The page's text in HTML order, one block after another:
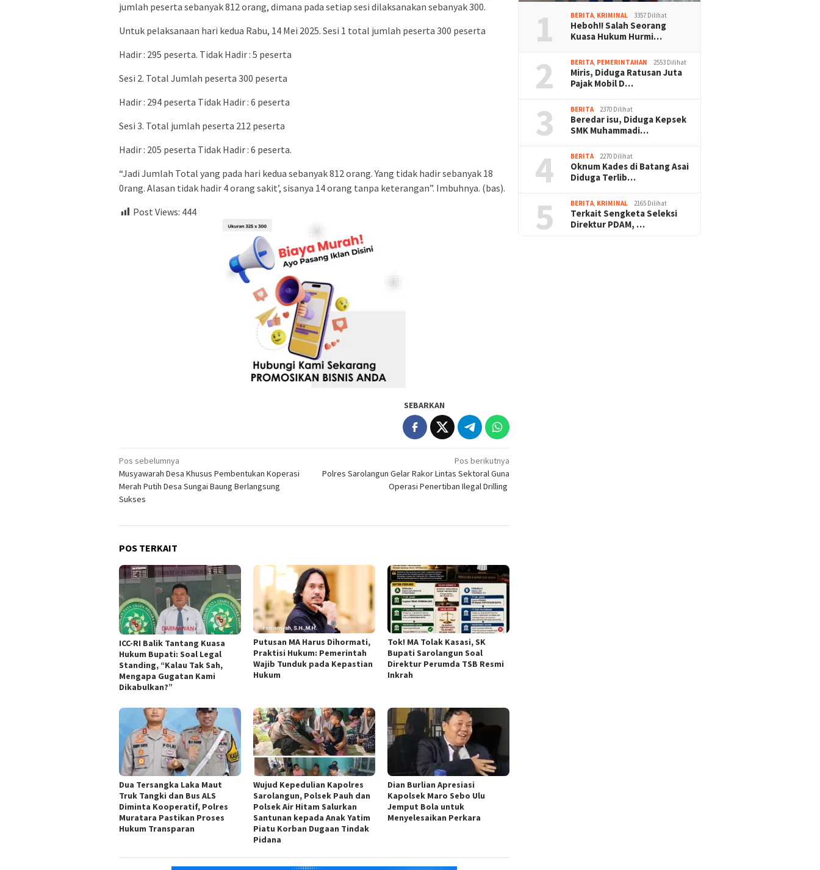
jumlah peserta sebanyak 812 orang, dimana pada setiap sesi dilaksanakan sebanyak 300.
Untuk pelaksanaan hari kedua Rabu, 14 Mei 2025. Sesi 1 total jumlah peserta 300 peserta
Hadir : 295 peserta. Tidak Hadir : 5 peserta
Sesi 2. Total Jumlah peserta 300 peserta
Hadir : 294 peserta Tidak Hadir : 6 peserta
Sesi 3. Total jumlah peserta 212 peserta
Hadir : 205 peserta Tidak Hadir : 6 peserta.
“Jadi Jumlah Total yang pada hari kedua sebanyak 812 orang. Yang tidak hadir sebanyak 18
0rang. Alasan tidak hadir 4 orang sakit’, sisanya 14 orang tanpa keterangan”. Imbuhnya. (bas).
Post Views: 444
SEBARKAN
Navigasi
pos
Pos sebelumnya
Musyawarah Desa Khusus Pembentukan Koperasi
Merah Putih Desa Sungai Baung Berlangsung
Sukses
Pos berikutnya
Polres Sarolangun Gelar Rakor Lintas Sektoral Guna
Operasi Penertiban Ilegal Drilling
POS TERKAIT
ICC-RI Balik Tantang Kuasa
Hukum Bupati: Soal Legal
Standing, “Kalau Tak Sah,
Mengapa Gugatan Kami
Dikabulkan?”
Putusan MA Harus Dihormati,
Praktisi Hukum: Pemerintah
Wajib Tunduk pada Kepastian
Hukum
Tok! MA Tolak Kasasi, SK
Bupati Sarolangun Soal
Direktur Perumda TSB Resmi
Inkrah
Dua Tersangka Laka Maut
Truk Tangki dan Bus ALS
Diminta Kooperatif, Polres
Muratara Pastikan Proses
Hukum Transparan
Wujud Kepedulian Kapolres
Sarolangun, Polsek Pauh dan
Polsek Air Hitam Salurkan
Santunan kepada Anak Yatim
Piatu Korban Dugaan Tindak
Pidana
Dian Burlian Apresiasi
Kapolsek Maro Sebo Ulu
Jemput Bola untuk
Menyelesaikan Perkara
1 BERITA KRIMINAL 3357 Dilihat
Heboh!! Salah Seorang
Kuasa Hukum Hurmi…
2 BERITA PEMERINTAHAN 2553 Dilihat
Miris, Diduga Ratusan Juta
Pajak Mobil D…
3 BERITA 2370 Dilihat
Beredar isu, Diduga Kepsek
SMK Muhammadi…
4 BERITA 2270 Dilihat
Oknum Kades di Batang Asai
Diduga Terlib…
5 BERITA KRIMINAL 2165 Dilihat
Terkait Sengketa Seleksi
Direktur PDAM, …